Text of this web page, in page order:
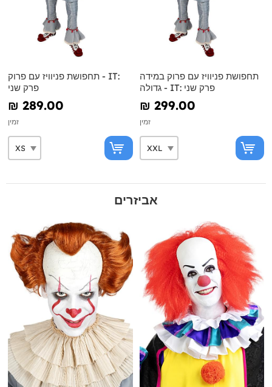
תחפושת פניוויז עם פרוק - IT:
פרק שני
₪‎ 289.00
זמין
תחפושת פניוויז עם פרוק במידה
גדולה - IT: פרק שני
₪‎ 299.00
זמין
אביזרים